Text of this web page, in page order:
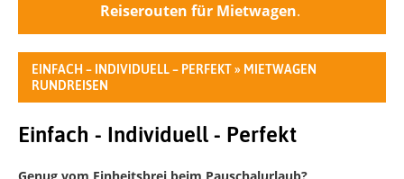
Reiserouten für Mietwagen.
EINFACH – INDIVIDUELL – PERFEKT » MIETWAGEN
RUNDREISEN
Einfach - Individuell - Perfekt